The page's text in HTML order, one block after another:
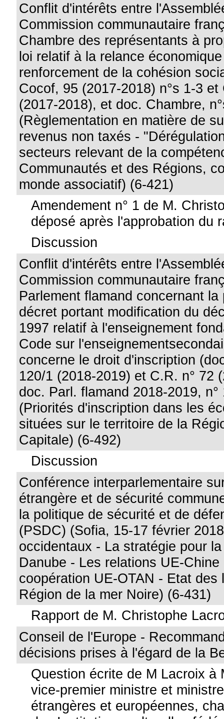
Conflit d'intérêts entre
Commission communautaire
Chambre des représentants à
loi relatif à la relance
renforcement de la cohésion
Cocof, 95 (2017-2018) n°s 1-3 et
(2017-2018), et doc. Chambre,
(Règlementation en matière de
revenus non taxés -
secteurs relevant de la
Communautés et des Régions,
monde associatif) (6-421)
Amendement n° 1 de M.
déposé après l'approbation du
Discussion
Conflit d'intérêts entre
Commission communautaire
Parlement flamand concernant la
décret portant modification du
1997 relatif à l'enseignement
Code sur
concerne le droit d'inscription
120/1 (2018-2019) et C.R. n° 72
doc. Parl. flamand 2018-2019, n°
(Priorités d'inscription dans les
situées sur le territoire de la
Capitale) (6-492)
Discussion
Conférence interparlementaire
étrangère et de sécurité
la politique de sécurité et de
(PSDC) (Sofia, 15-17 février
occidentaux - La stratégie pour
Danube - Les relations UE-
coopération UE-OTAN - Etat des
Région de la mer Noire) (6-431)
Rapport de M. Christophe
Conseil de l'Europe -
décisions prises à l'égard de la
Question écrite de M Lacroix à
vice-premier ministre et
étrangères et européennes,